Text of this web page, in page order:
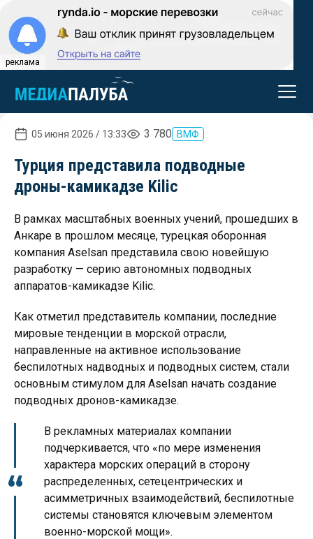
реклама
05 июня 2026 / 13:33 3 780 ВМФ
Турция представила подводные
дроны-камикадзе Kilic
В рамках масштабных военных учений, прошедших в
Анкаре в прошлом месяце, турецкая оборонная
компания Aselsan представила свою новейшую
разработку — серию автономных подводных
аппаратов-камикадзе Kilic.
Как отметил представитель компании, последние
мировые тенденции в морской отрасли,
направленные на активное использование
беспилотных надводных и подводных систем, стали
основным стимулом для Aselsan начать создание
подводных дронов-камикадзе.
В рекламных материалах компании
подчеркивается, что «по мере изменения
характера морских операций в сторону
распределенных, сетецентрических и
асимметричных взаимодействий, беспилотные
системы становятся ключевым элементом
военно-морской мощи».